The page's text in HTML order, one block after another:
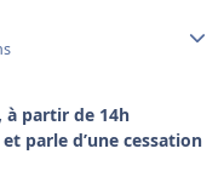
à partir de 14h
et parle d’une cessation